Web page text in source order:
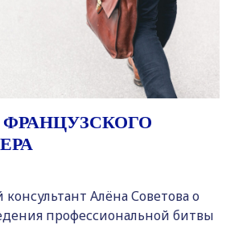
ФРАНЦУЗСКОГО
Алёна Советова о
профессиональной битвы